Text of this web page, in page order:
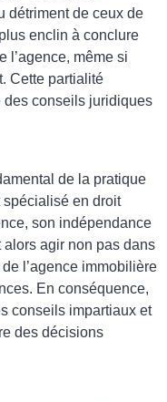
détriment de ceux de
enclin à conclure
l’agence, même si
Cette partialité
des conseils juridiques
de la pratique
spécialisé en droit
son indépendance
alors agir non pas dans
de l’agence immobilière
En conséquence,
conseils impartiaux et
des décisions